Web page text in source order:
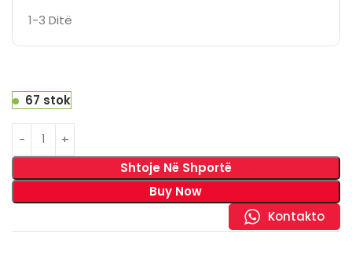
1-3 Ditë
67 stok
Shtoje Në Shportë
Buy Now
Kontakto